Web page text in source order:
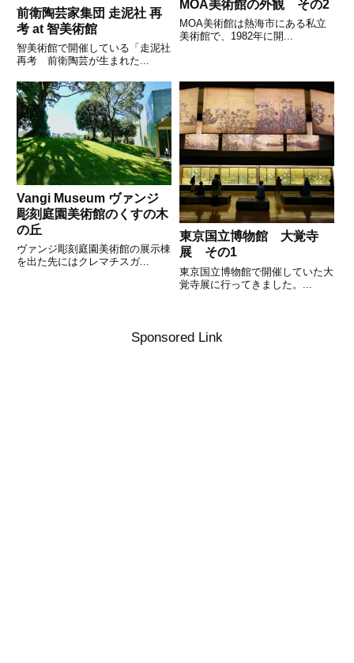
前衛陶芸家集団 走泥社 再
考 at 智美術館
智美術館で開催している「走泥社
再考 前衛陶芸が生まれた...
MOA美術館の外観 その2
MOA美術館は熱海市にある私立
美術館で、1982年に開...
Vangi Museum ヴァンジ
彫刻庭園美術館のくすの木
の丘
ヴァンジ彫刻庭園美術館の展示棟
を出た先にはクレマチスガ...
東京国立博物館 大覚寺
展 その1
東京国立博物館で開催していた大
覚寺展に行ってきました。...
Sponsored Link